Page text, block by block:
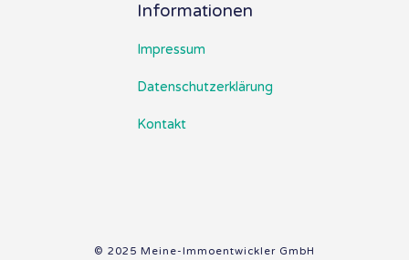
Informationen
Impressum
Datenschutzerklärung
Kontakt
© 2025 Meine-Immoentwickler GmbH